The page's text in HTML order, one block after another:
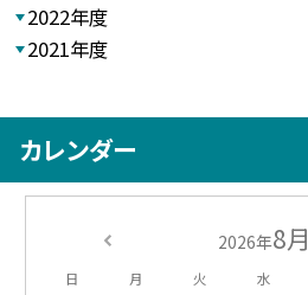
2022年度
2021年度
カレンダー
2026年8月
日 月 火 水